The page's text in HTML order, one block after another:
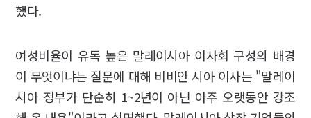
했다.
여성비율이 유독 높은 말레이시아 이사회 구성의 배경
이 무엇이냐는 질문에 대해 비비안 시아 이사는 "말레이
시아 정부가 단순히 1~2년이 아닌 아주 오랫동안 강조